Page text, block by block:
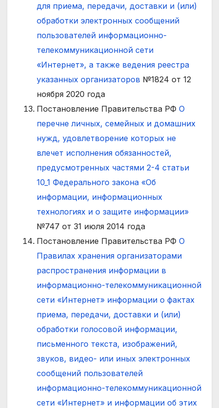
для приема, передачи, доставки и (или)
обработки электронных сообщений
пользователей информационно-
телекоммуникационной сети
«Интернет», а также ведения реестра
указанных организаторов №1824 от 12
ноября 2020 года
Постановление Правительства РФ О
перечне личных, семейных и домашних
нужд, удовлетворение которых не
влечет исполнения обязанностей,
предусмотренных частями 2-4 статьи
10_1 Федерального закона «Об
информации, информационных
технологиях и о защите информации»
№747 от 31 июля 2014 года
Постановление Правительства РФ О
Правилах хранения организаторами
распространения информации в
информационно-телекоммуникационной
сети «Интернет» информации о фактах
приема, передачи, доставки и (или)
обработки голосовой информации,
письменного текста, изображений,
звуков, видео- или иных электронных
сообщений пользователей
информационно-телекоммуникационной
сети «Интернет» и информации об этих